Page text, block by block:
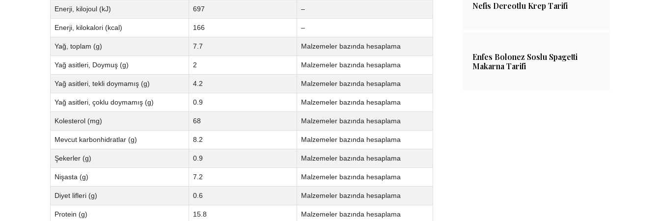
Enerji, kilojoul (kJ) 697 –
Enerji, kilokalori (kcal) 166 –
Yağ, toplam (g) 7.7 Malzemeler bazında hesaplama
Yağ asitleri, Doymuş (g) 2 Malzemeler bazında hesaplama
Yağ asitleri, tekli doymamış (g) 4.2 Malzemeler bazında hesaplama
Yağ asitleri, çoklu doymamış (g) 0.9 Malzemeler bazında hesaplama
Kolesterol (mg) 68 Malzemeler bazında hesaplama
Mevcut karbonhidratlar (g) 8.2 Malzemeler bazında hesaplama
Şekerler (g) 0.9 Malzemeler bazında hesaplama
Nişasta (g) 7.2 Malzemeler bazında hesaplama
Diyet lifleri (g) 0.6 Malzemeler bazında hesaplama
Protein (g) 15.8 Malzemeler bazında hesaplama
Nefis Dereotlu Krep Tarifi
Enfes Bolonez Soslu Spagetti
Makarna Tarifi